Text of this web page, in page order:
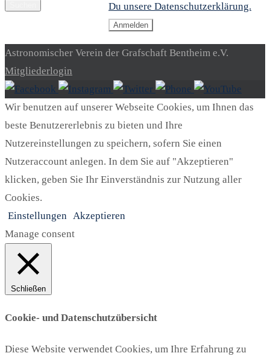
Du unsere Datenschutzerklärung.
Astronomischer Verein der Grafschaft Bentheim e.V.
Mitgliederlogin
Wir benutzen auf unserer Webseite Cookies, um Ihnen das
beste Benutzererlebnis zu bieten und Ihre
Nutzereinstellungen zu speichern, sofern Sie einen
Nutzeraccount anlegen. In dem Sie auf "Akzeptieren"
klicken, geben Sie Ihr Einverständnis zur Nutzung aller
Cookies.
Einstellungen Akzeptieren
Manage consent
Schließen
Cookie- und Datenschutzübersicht
Diese Website verwendet Cookies, um Ihre Erfahrung zu